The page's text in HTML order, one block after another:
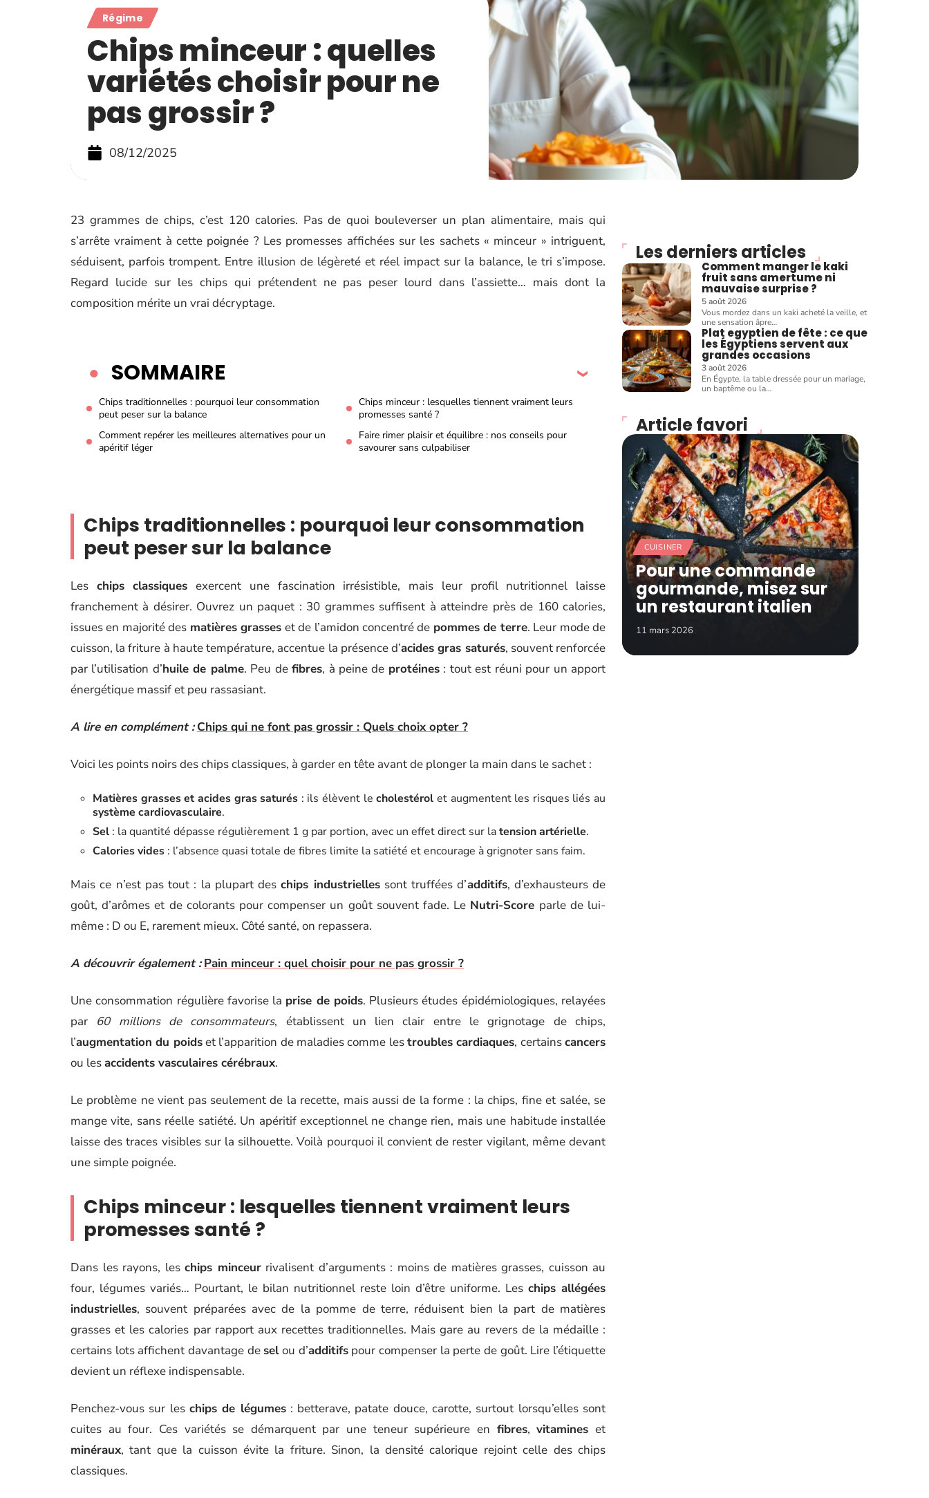
Régime
Chips minceur : quelles
variétés choisir pour ne
pas grossir ?
08/12/2025
23 grammes de chips, c’est 120 calories. Pas de quoi bouleverser un plan alimentaire, mais qui
s’arrête vraiment à cette poignée ? Les promesses affichées sur les sachets « minceur » intriguent,
séduisent, parfois trompent. Entre illusion de légèreté et réel impact sur la balance, le tri s’impose.
Regard lucide sur les chips qui prétendent ne pas peser lourd dans l’assiette… mais dont la
composition mérite un vrai décryptage.
SOMMAIRE
Chips traditionnelles : pourquoi leur consommation
peut peser sur la balance
Chips minceur : lesquelles tiennent vraiment leurs
promesses santé ?
Comment repérer les meilleures alternatives pour un
apéritif léger
Faire rimer plaisir et équilibre : nos conseils pour
savourer sans culpabiliser
Chips traditionnelles : pourquoi leur consommation
peut peser sur la balance
Les chips classiques exercent une fascination irrésistible, mais leur profil nutritionnel laisse
franchement à désirer. Ouvrez un paquet : 30 grammes suffisent à atteindre près de 160 calories,
issues en majorité des matières grasses et de l’amidon concentré de pommes de terre. Leur mode de
cuisson, la friture à haute température, accentue la présence d’acides gras saturés, souvent renforcée
par l’utilisation d’huile de palme. Peu defibres, à peine de protéines: tout est réuni pour un apport
énergétique massif et peu rassasiant.
A lire en complément : Chips qui ne font pas grossir : Quels choix opter ?
Voici les points noirs des chips classiques, à garder en tête avant de plonger la main dans le sachet :
Matières grasses et acides gras saturés : ils élèvent lecholestérol et augmentent les risques liés au
système cardiovasculaire.
Sel : la quantité dépasse régulièrement 1 g par portion, avec un effet direct sur latension artérielle.
Calories vides : l’absence quasi totale de fibres limite la satiété et encourage à grignoter sans faim.
Mais ce n’est pas tout : la plupart deschips industriellessont truffées d’additifs, d’exhausteurs de
goût, d’arômes et de colorants pour compenser un goût souvent fade. Le Nutri-Score parle de lui-
même : D ou E, rarement mieux. Côté santé, on repassera.
A découvrir également : Pain minceur : quel choisir pour ne pas grossir ?
Une consommation régulière favorise la prise de poids. Plusieurs études épidémiologiques, relayées
par 60 millions de consommateurs, établissent un lien clair entre le grignotage de chips,
l’augmentation du poidset l’apparition de maladies comme lestroubles cardiaques, certainscancers
ou lesaccidents vasculaires cérébraux.
Le problème ne vient pas seulement de la recette, mais aussi de la forme : la chips, fine et salée, se
mange vite, sans réelle satiété. Un apéritif exceptionnel ne change rien, mais une habitude installée
laisse des traces visibles sur la silhouette. Voilà pourquoi il convient de rester vigilant, même devant
une simple poignée.
Chips minceur : lesquelles tiennent vraiment leurs
promesses santé ?
Dans les rayons, les chips minceurrivalisent d’arguments : moins de matières grasses, cuisson au
four, légumes variés… Pourtant, le bilan nutritionnel reste loin d’être uniforme. Les chips allégées
industrielles, souvent préparées avec de la pomme de terre, réduisent bien la part de matières
grasses et les calories par rapport aux recettes traditionnelles. Mais gare au revers de la médaille :
certains lots affichent davantage de selou d’additifspour compenser la perte de goût. Lire l’étiquette
devient un réflexe indispensable.
Penchez-vous sur les chips de légumes: betterave, patate douce, carotte, surtout lorsqu’elles sont
cuites au four. Ces variétés se démarquent par une teneur supérieure en fibres,vitamines et
minéraux, tant que la cuisson évite la friture. Sinon, la densité calorique rejoint celle des chips
classiques.
Les derniers articles
Comment manger le kaki
fruit sans amertume ni
mauvaise surprise ?
5 août 2026
Vous mordez dans un kaki acheté la veille, et
une sensation âpre…
Plat egyptien de fête : ce que
les Égyptiens servent aux
grandes occasions
3 août 2026
En Égypte, la table dressée pour un mariage,
un baptême ou la…
Article favori
CUISINER
Pour une commande
gourmande, misez sur
un restaurant italien
11 mars 2026